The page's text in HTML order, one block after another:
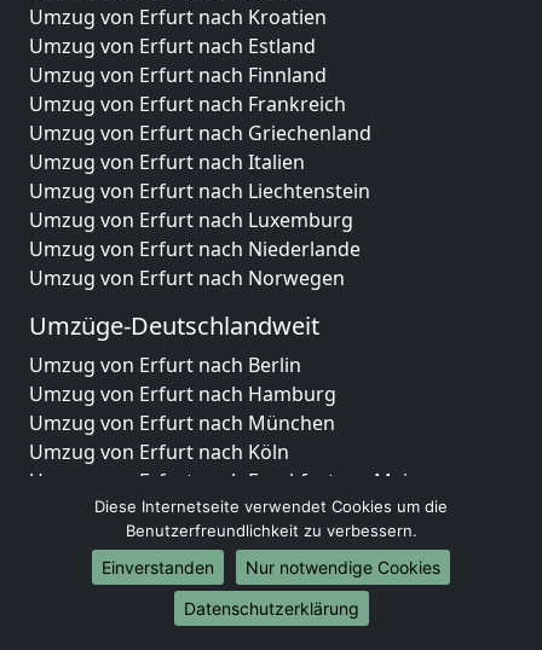
Umzug von Erfurt nach Kroatien
Umzug von Erfurt nach Estland
Umzug von Erfurt nach Finnland
Umzug von Erfurt nach Frankreich
Umzug von Erfurt nach Griechenland
Umzug von Erfurt nach Italien
Umzug von Erfurt nach Liechtenstein
Umzug von Erfurt nach Luxemburg
Umzug von Erfurt nach Niederlande
Umzug von Erfurt nach Norwegen
Umzüge-Deutschlandweit
Umzug von Erfurt nach Berlin
Umzug von Erfurt nach Hamburg
Umzug von Erfurt nach München
Umzug von Erfurt nach Köln
Umzug von Erfurt nach Frankfurt am Main
Umzug von Erfurt nach Stuttgart
Umzug von Erfurt nach Düsseldorf
Umzug von Erfurt nach Leipzig
Umzug von Erfurt nach Dortmund
Umzug von Erfurt nach Essen
Diese Internetseite verwendet Cookies um die
Benutzerfreundlichkeit zu verbessern.
Einverstanden
Nur notwendige Cookies
Datenschutzerklärung